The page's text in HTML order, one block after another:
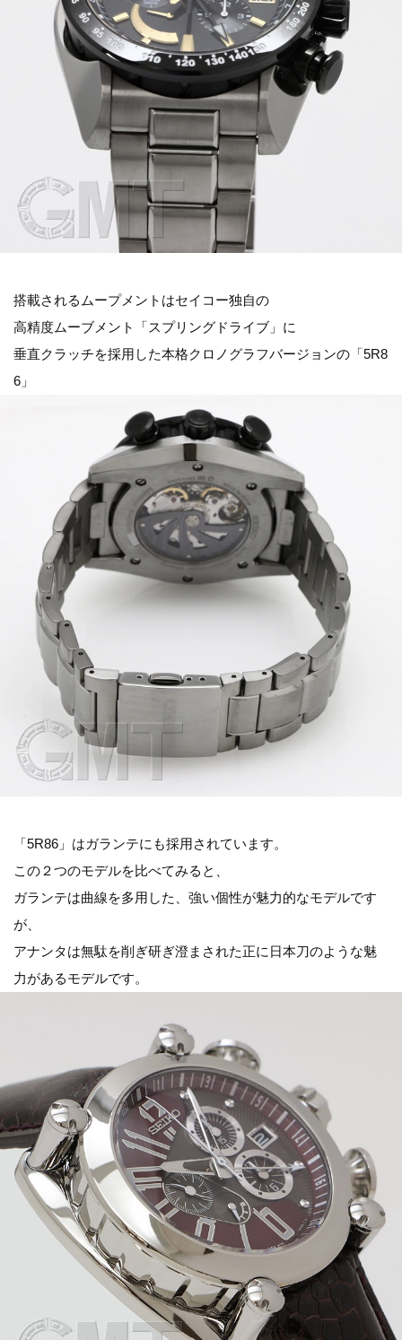
搭載されるムープメントはセイコー独自の
高精度ムーブメント「スプリングドライブ」に
垂直クラッチを採用した本格クロノグラフバージョンの「5R8
6」
「5R86」はガランテにも採用されています。
この２つのモデルを比べてみると、
ガランテは曲線を多用した、強い個性が魅力的なモデルです
が、
アナンタは無駄を削ぎ研ぎ澄まされた正に日本刀のような魅
力があるモデルです。